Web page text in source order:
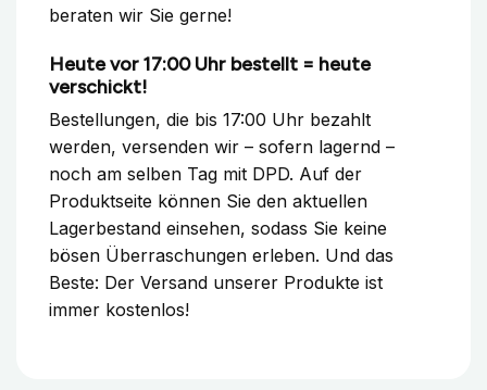
beraten wir Sie gerne!
Heute vor 17:00 Uhr bestellt = heute
verschickt!
Bestellungen, die bis 17:00 Uhr bezahlt
werden, versenden wir – sofern lagernd –
noch am selben Tag mit DPD. Auf der
Produktseite können Sie den aktuellen
Lagerbestand einsehen, sodass Sie keine
bösen Überraschungen erleben. Und das
Beste: Der Versand unserer Produkte ist
immer kostenlos!